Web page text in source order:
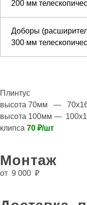
200 мм
Доборы
300 мм
Плинтус
высота 70мм —
высота 100мм —
клипса 70 ₽/шт
Монтаж
от 9 000 ₽